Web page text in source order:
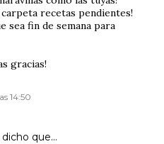
recetas pendientes!
sea fin de semana para
gracias!
14:50
dicho que…